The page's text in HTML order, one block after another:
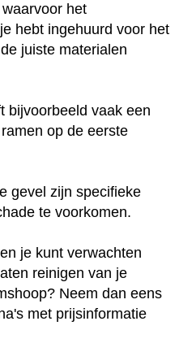
het
hebt ingehuurd voor het
juiste materialen
bijvoorbeeld vaak een
op de eerste
gevel zijn specifieke
te voorkomen.
je kunt verwachten
reinigen van je
Neem dan eens
met prijsinformatie